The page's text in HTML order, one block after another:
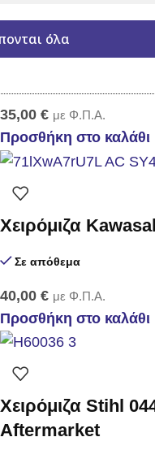
Χειρόμιζα Stihl
MS390 Aftermarket
35,00 € με Φ.Π.Α.
Προσθήκη στο καλάθι
Χειρόμιζα
Σε απόθεμα
40,00 € με Φ.Π.Α.
Προσθήκη στο καλάθι
Χειρόμιζα Stihl
Aftermarket
όλα